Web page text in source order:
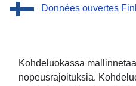
Données ouvertes
Kohdeluokassa
nopeusrajoituksia.